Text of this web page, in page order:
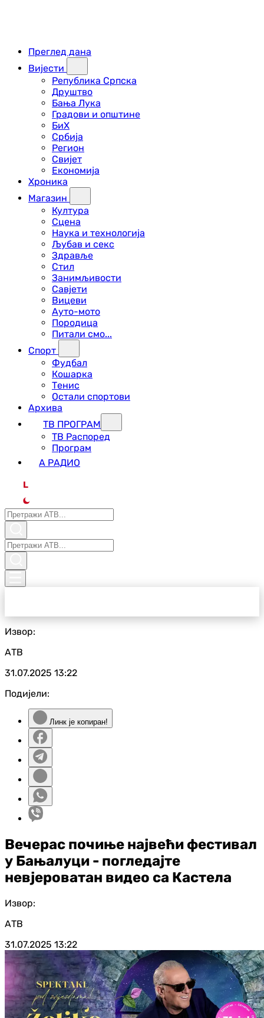
Преглед дана
Вијести
Република Српска
Друштво
Бања Лука
Градови и општине
БиХ
Србија
Регион
Свијет
Економија
Хроника
Магазин
Култура
Сцена
Наука и технологија
Љубав и секс
Здравље
Стил
Занимљивости
Савјети
Вицеви
Ауто-мото
Породица
Питали смо...
Спорт
Фудбал
Кошарка
Тенис
Остали спортови
Архива
ТВ ПРОГРАМ
ТВ Распоред
Програм
А РАДИО
L
Извор:
АТВ
31.07.2025 13:22
Подијели:
Линк је копиран!
Вечерас почиње највећи фестивал
у Бањалуци - погледајте
невјероватан видео са Кастела
Извор:
АТВ
31.07.2025 13:22